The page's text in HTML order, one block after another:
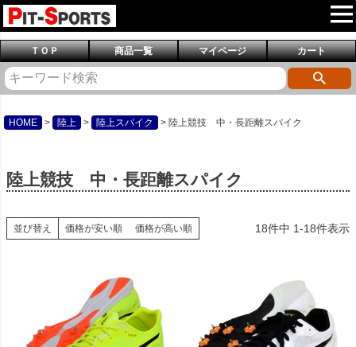
ＴＯＰ 商品一覧 マイページ カート
HOME 陸上 陸上スパイク 陸上競技 中・長距離スパイク
陸上競技 中・長距離スパイク
並び替え 価格が安い順 価格が高い順 18件中 1-18件表示